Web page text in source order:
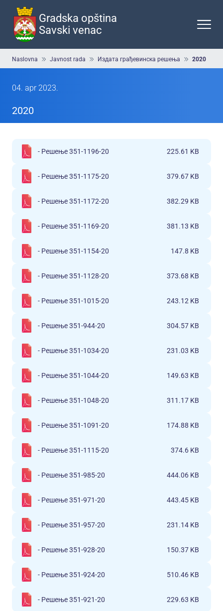
Preskoči
glavni
sadržaja
Gradska opština
Savski venac
Breadcrumb
Naslovna Javnost rada Издата грађевинска решења 2020
04. apr 2023.
2020
- Решење 351-1196-20 225.61 KB
- Решење 351-1175-20 379.67 KB
- Решење 351-1172-20 382.29 KB
- Решење 351-1169-20 381.13 KB
- Решење 351-1154-20 147.8 KB
- Решење 351-1128-20 373.68 KB
- Решење 351-1015-20 243.12 KB
- Решење 351-944-20 304.57 KB
- Решење 351-1034-20 231.03 KB
- Решење 351-1044-20 149.63 KB
- Решење 351-1048-20 311.17 KB
- Решење 351-1091-20 174.88 KB
- Решење 351-1115-20 374.6 KB
- Решење 351-985-20 444.06 KB
- Решење 351-971-20 443.45 KB
- Решење 351-957-20 231.14 KB
- Решење 351-928-20 150.37 KB
- Решење 351-924-20 510.46 KB
- Решење 351-921-20 229.63 KB